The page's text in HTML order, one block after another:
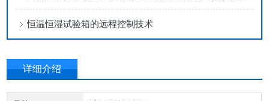
恒温恒湿试验箱的远程控制技术
详细介绍